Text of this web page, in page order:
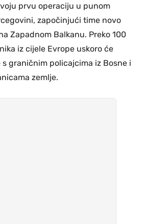
prvu operaciju u punom
započinjući time novo
Zapadnom Balkanu. Preko 100
iz cijele Evrope uskoro će
graničnim policajcima iz Bosne i
zemlje.